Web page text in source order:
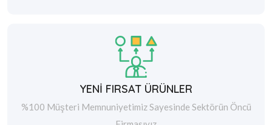
YENİ FIRSAT ÜRÜNLER
%100 Müşteri Memnuniyetimiz Sayesinde Sektörün Öncü